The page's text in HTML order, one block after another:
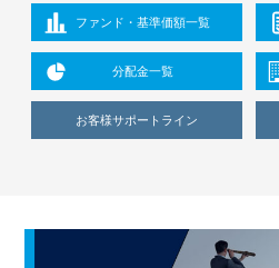
ファンド・基準価額一覧
分配金一覧
お客様サポートライン